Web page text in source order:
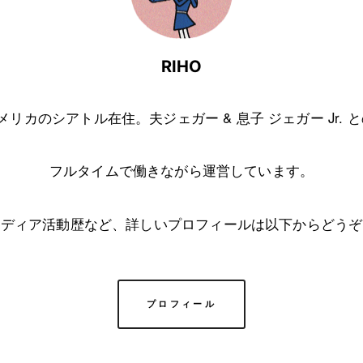
RIHO
リカのシアトル在住。夫ジェガー & 息子 ジェガー Jr. と
フルタイムで働きながら運営しています。
ディア活動歴など、詳しいプロフィールは以下からどうぞ
プロフィール